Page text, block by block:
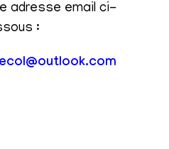
adresse email ci-
: